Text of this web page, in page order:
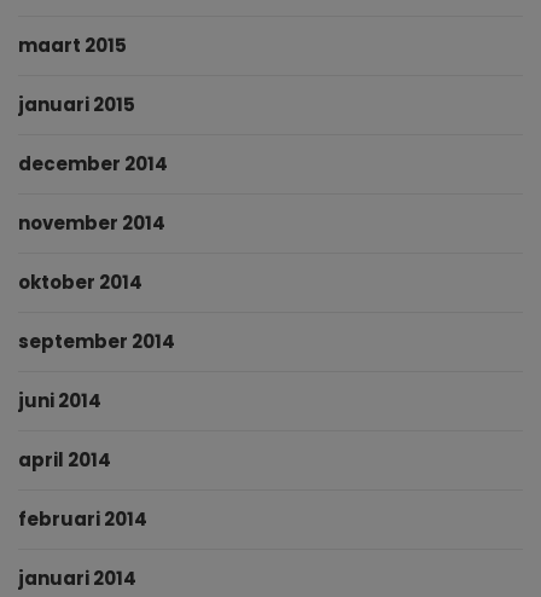
maart 2015
januari 2015
december 2014
november 2014
oktober 2014
september 2014
juni 2014
april 2014
februari 2014
januari 2014